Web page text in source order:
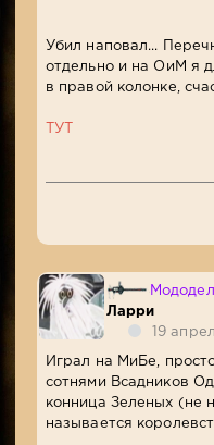
Убил наповал...
отдельно и на ОиМ я
в правой колонке,
ТУТ
Мододел
Ларри
19
Играл на МиБе,
сотнями Всадников
конница Зеленых (не
называется